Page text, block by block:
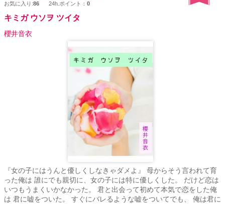
お気に入り:86 24h.ポイント： 0
キミガ ウソヲ ツイタ
櫻井音衣
『女の子にはうんと優しくしなきゃダメよ』 母からそう言われて育
った俺は 誰にでも親切に、女の子には特に優しくした。 だけど恋は
いつもうまくいかなかった。 君と出会って初めて本気で恋をした俺
は 君に嘘をついた。 すぐにバレるような嘘をついてでも、 俺は君に